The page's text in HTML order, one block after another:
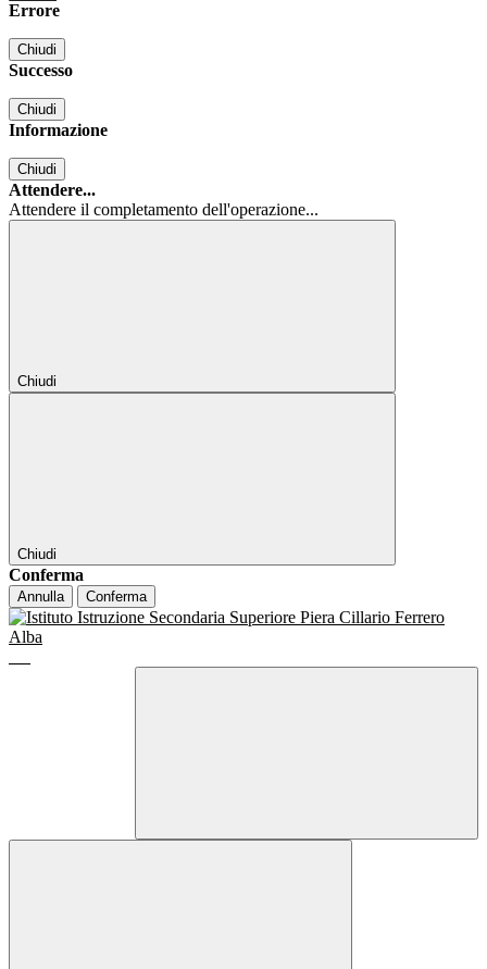
Errore
Chiudi
Successo
Chiudi
Informazione
Chiudi
Attendere...
Attendere il completamento dell'operazione...
Chiudi
Chiudi
Conferma
Annulla Conferma